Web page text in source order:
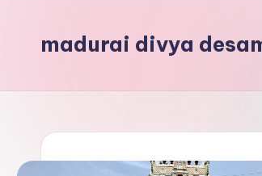
madurai divya